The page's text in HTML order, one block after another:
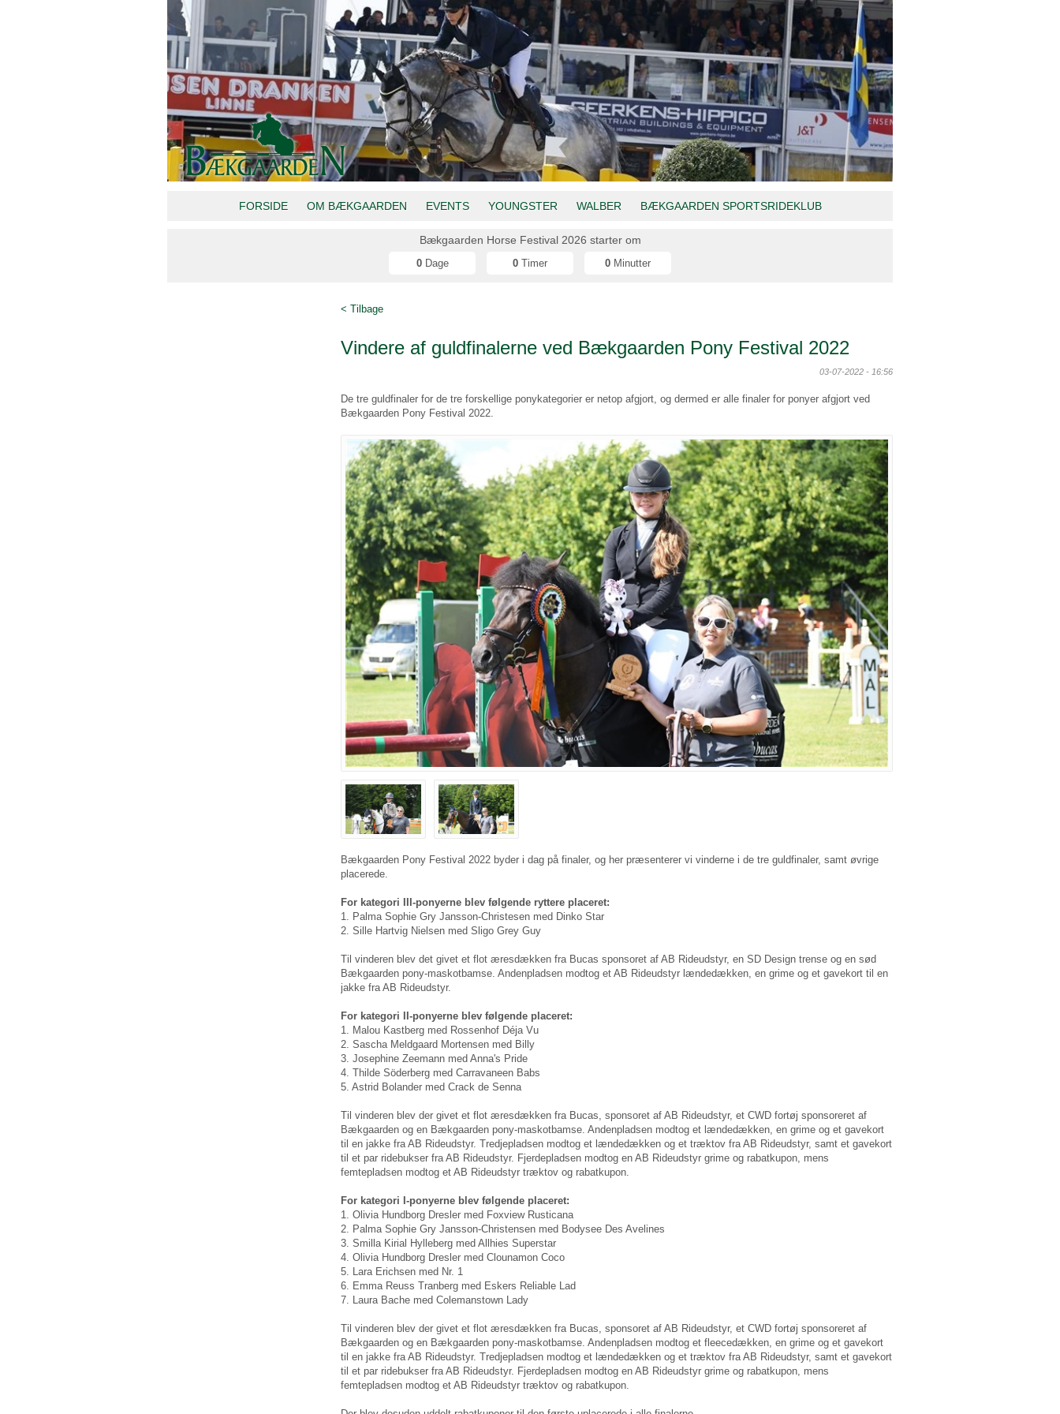
FORSIDE OM BÆKGAARDEN EVENTS YOUNGSTER WALBER BÆKGAARDEN SPORTSRIDEKLUB
Bækgaarden Horse Festival 2026 starter om
0 Dage 0 Timer 0 Minutter
< Tilbage
Vindere af guldfinalerne ved Bækgaarden Pony Festival 2022
03-07-2022 - 16:56
De tre guldfinaler for de tre forskellige ponykategorier er netop afgjort, og dermed er alle finaler for ponyer afgjort ved
Bækgaarden Pony Festival 2022.
Bækgaarden Pony Festival 2022 byder i dag på finaler, og her præsenterer vi vinderne i de tre guldfinaler, samt øvrige
placerede.
For kategori III-ponyerne blev følgende ryttere placeret:
1. Palma Sophie Gry Jansson-Christesen med Dinko Star
2. Sille Hartvig Nielsen med Sligo Grey Guy
Til vinderen blev det givet et flot æresdækken fra Bucas sponsoret af AB Rideudstyr, en SD Design trense og en sød
Bækgaarden pony-maskotbamse. Andenpladsen modtog et AB Rideudstyr lændedækken, en grime og et gavekort til en
jakke fra AB Rideudstyr.
For kategori II-ponyerne blev følgende placeret:
1. Malou Kastberg med Rossenhof Déja Vu
2. Sascha Meldgaard Mortensen med Billy
3. Josephine Zeemann med Anna's Pride
4. Thilde Söderberg med Carravaneen Babs
5. Astrid Bolander med Crack de Senna
Til vinderen blev der givet et flot æresdækken fra Bucas, sponsoret af AB Rideudstyr, et CWD fortøj sponsoreret af
Bækgaarden og en Bækgaarden pony-maskotbamse. Andenpladsen modtog et lændedækken, en grime og et gavekort
til en jakke fra AB Rideudstyr. Tredjepladsen modtog et lændedækken og et træktov fra AB Rideudstyr, samt et gavekort
til et par ridebukser fra AB Rideudstyr. Fjerdepladsen modtog en AB Rideudstyr grime og rabatkupon, mens
femtepladsen modtog et AB Rideudstyr træktov og rabatkupon.
For kategori I-ponyerne blev følgende placeret:
1. Olivia Hundborg Dresler med Foxview Rusticana
2. Palma Sophie Gry Jansson-Christensen med Bodysee Des Avelines
3. Smilla Kirial Hylleberg med Allhies Superstar
4. Olivia Hundborg Dresler med Clounamon Coco
5. Lara Erichsen med Nr. 1
6. Emma Reuss Tranberg med Eskers Reliable Lad
7. Laura Bache med Colemanstown Lady
Til vinderen blev der givet et flot æresdækken fra Bucas, sponsoret af AB Rideudstyr, et CWD fortøj sponsoreret af
Bækgaarden og en Bækgaarden pony-maskotbamse. Andenpladsen modtog et fleecedækken, en grime og et gavekort
til en jakke fra AB Rideudstyr. Tredjepladsen modtog et lændedækken og et træktov fra AB Rideudstyr, samt et gavekort
til et par ridebukser fra AB Rideudstyr. Fjerdepladsen modtog en AB Rideudstyr grime og rabatkupon, mens
femtepladsen modtog et AB Rideudstyr træktov og rabatkupon.